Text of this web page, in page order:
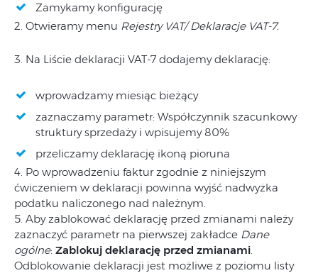
Zamykamy konfigurację
2. Otwieramy menu Rejestry VAT/ Deklaracje VAT-7.
3. Na Liście deklaracji VAT-7 dodajemy deklarację:
wprowadzamy miesiąc bieżący
zaznaczamy parametr: Współczynnik szacunkowy
struktury sprzedaży i wpisujemy 80%
przeliczamy deklarację ikoną pioruna
4. Po wprowadzeniu faktur zgodnie z niniejszym
ćwiczeniem w deklaracji powinna wyjść nadwyżka
podatku naliczonego nad należnym.
5. Aby zablokować deklarację przed zmianami należy
zaznaczyć parametr na pierwszej zakładce Dane
ogólne: Zablokuj deklarację przed zmianami.
Odblokowanie deklaracji jest możliwe z poziomu listy